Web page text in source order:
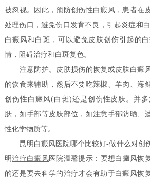
被忽视。因此，预防创伤性白癜风，患者在
处理伤口，避免伤口发育不良，引起炎症和
白癜风和白斑，可以避免皮肤创伤引起的
情，阻碍治疗和白斑复色。
注意防护。皮肤损伤的恢复或皮肤白癜
的饮食来辅助，然后不要吃辣椒、羊肉、海
创伤性白癜风(白斑)还是创伤性皮肤。并
肤，如手部等皮肤部位，如注意手部防晒、
性化学物质等。
昆明白癜风医院哪个比较好-做什么对创
明治疗白癜风 医院温馨提示：要想白癜风恢
的还是要去科学的治疗才会有助于白癜风恢